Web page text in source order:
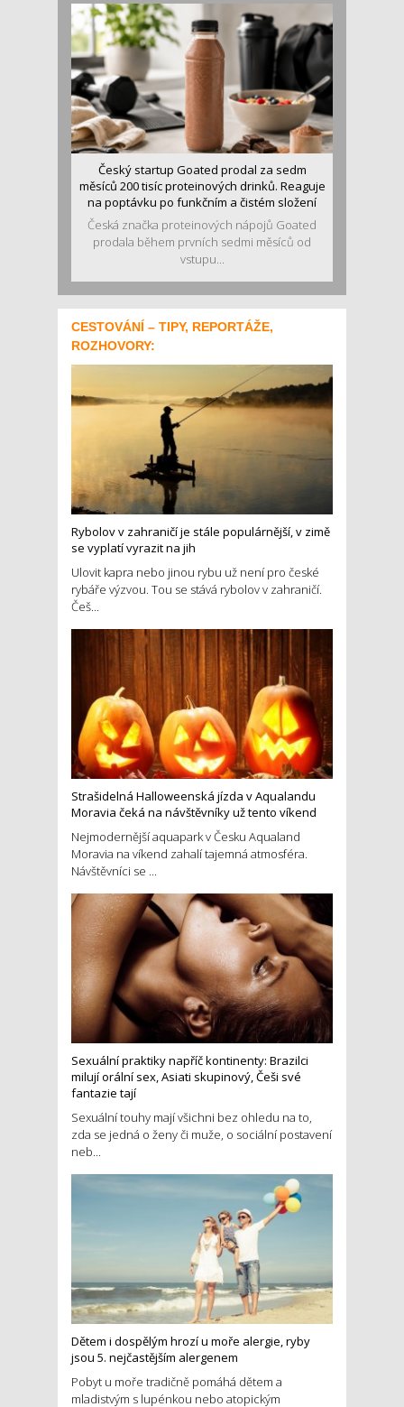
Český startup Goated prodal za sedm
měsíců 200 tisíc proteinových drinků. Reaguje
na poptávku po funkčním a čistém složení
Česká značka proteinových nápojů Goated
prodala během prvních sedmi měsíců od
vstupu...
CESTOVÁNÍ – TIPY, REPORTÁŽE,
ROZHOVORY:
Rybolov v zahraničí je stále populárnější, v zimě
se vyplatí vyrazit na jih
Ulovit kapra nebo jinou rybu už není pro české
rybáře výzvou. Tou se stává rybolov v zahraničí.
Češ...
Strašidelná Halloweenská jízda v Aqualandu
Moravia čeká na návštěvníky už tento víkend
Nejmodernější aquapark v Česku Aqualand
Moravia na víkend zahalí tajemná atmosféra.
Návštěvníci se ...
Sexuální praktiky napříč kontinenty: Brazilci
milují orální sex, Asiati skupinový, Češi své
fantazie tají
Sexuální touhy mají všichni bez ohledu na to,
zda se jedná o ženy či muže, o sociální postavení
neb...
Dětem i dospělým hrozí u moře alergie, ryby
jsou 5. nejčastějším alergenem
Pobyt u moře tradičně pomáhá dětem a
mladistvým s lupénkou nebo atopickým